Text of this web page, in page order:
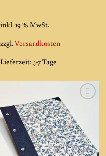
inkl. 19 % MwSt.
zzgl.Versandkosten
Lieferzeit: 5-7 Tage